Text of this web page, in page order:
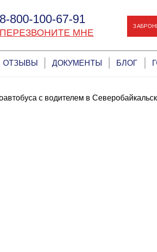
8-800-100-67-91
ПЕРЕЗВОНИТЕ МНЕ
ОТЗЫВЫ ДОКУМЕНТЫ БЛОГ
с водителем в